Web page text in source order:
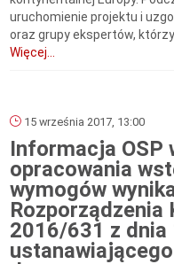
uruchomienie projektu i
oraz grupy ekspertów, którzy
Więcej...
15 września 2017, 13:00
Informacja OSP
opracowania
wymogów
Rozporządzenia
2016/631 z dnia